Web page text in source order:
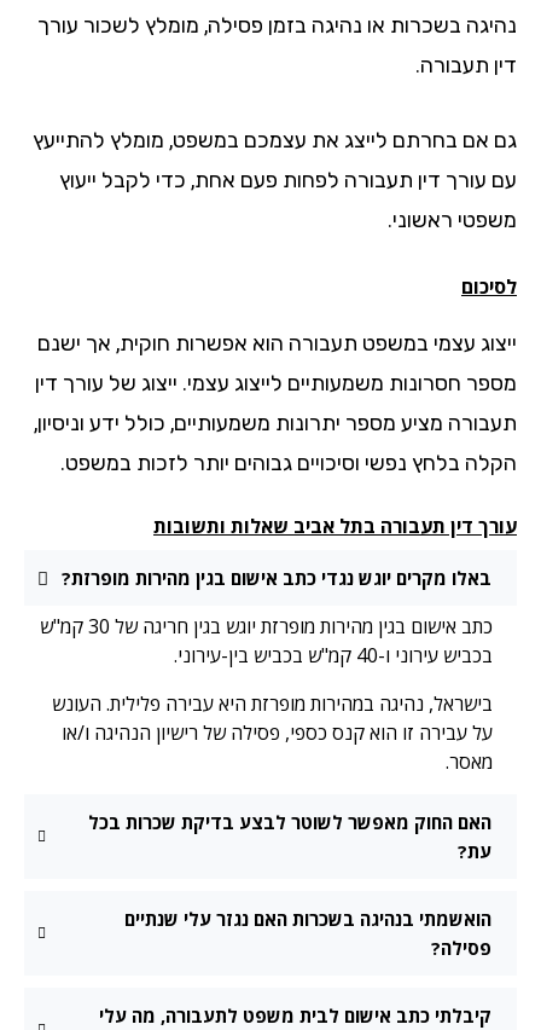
בשכרות או נהיגה בזמן פסילה, מומלץ לשכור עורך
תעבורה.
אם בחרתם לייצג את עצמכם במשפט, מומלץ להתייעץ
עורך דין תעבורה לפחות פעם אחת, כדי לקבל ייעוץ
ראשוני.
עצמי במשפט תעבורה הוא אפשרות חוקית, אך ישנם
חסרונות משמעותיים לייצוג עצמי. ייצוג של עורך דין
מציע מספר יתרונות משמעותיים, כולל ידע וניסיון,
בלחץ נפשי וסיכויים גבוהים יותר לזכות במשפט.
דין תעבורה בתל אביב שאלות ותשובות
באלו מקרים יוגש נגדי כתב אישום בגין מהירות מופרזת?
כתב אישום בגין מהירות מופרזת יוגש בגין חריגה של 30 קמ"ש
בכביש עירוני ו-40 קמ"ש בכביש בין-עירוני.
בישראל, נהיגה במהירות מופרזת היא עבירה פלילית. העונש
על עבירה זו הוא קנס כספי, פסילה של רישיון הנהיגה ו/או
מאסר.
האם החוק מאפשר לשוטר לבצע בדיקת שכרות בכל
הואשמתי בנהיגה בשכרות האם נגזר עלי שנתיים
פסילה?
קיבלתי כתב אישום לבית משפט לתעבורה, מה עלי